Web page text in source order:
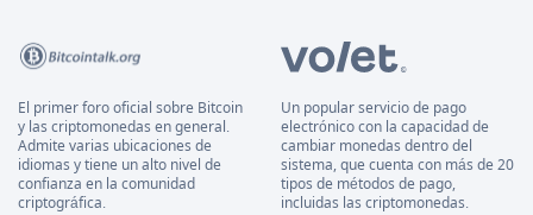
El primer foro oficial sobre Bitcoin
y las criptomonedas en general.
Admite varias ubicaciones de
idiomas y tiene un alto nivel de
confianza en la comunidad
criptográfica.
Un popular servicio de pago
electrónico con la capacidad de
cambiar monedas dentro del
sistema, que cuenta con más de 20
tipos de métodos de pago,
incluidas las criptomonedas.